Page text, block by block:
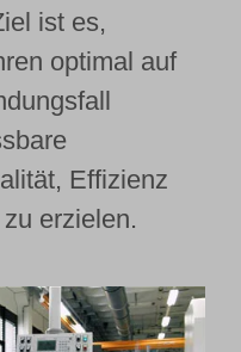
ist es,
optimal auf
Effizienz
erzielen.